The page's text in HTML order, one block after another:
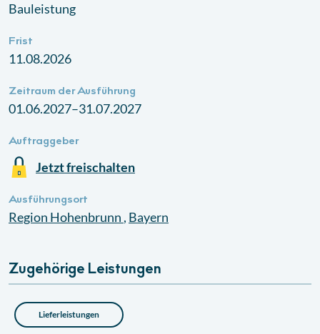
Bauleistung
Frist
11.08.2026
Zeitraum der Ausführung
01.06.2027–31.07.2027
Auftraggeber
Jetzt freischalten
Ausführungsort
Region Hohenbrunn , Bayern
Zugehörige Leistungen
Lieferleistungen